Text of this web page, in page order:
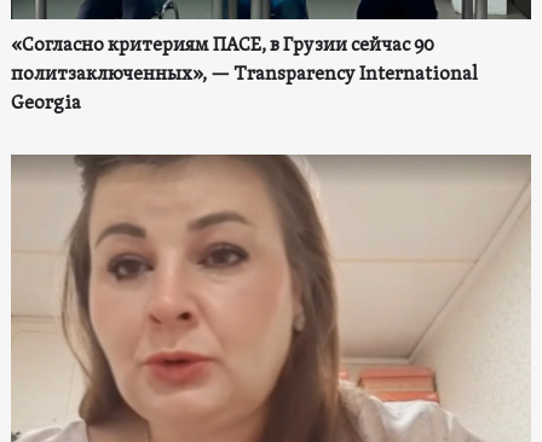
«Согласно критериям ПАСЕ, в Грузии сейчас 90
политзаключенных», — Transparency International
Georgia